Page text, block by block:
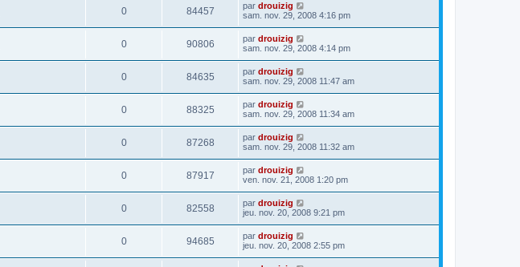
0 84457 par drouizig
sam. nov. 29, 2008 4:16 pm
0 90806 par drouizig
sam. nov. 29, 2008 4:14 pm
0 84635 par drouizig
sam. nov. 29, 2008 11:47 am
0 88325 par drouizig
sam. nov. 29, 2008 11:34 am
0 87268 par drouizig
sam. nov. 29, 2008 11:32 am
0 87917 par drouizig
ven. nov. 21, 2008 1:20 pm
0 82558 par drouizig
jeu. nov. 20, 2008 9:21 pm
0 94685 par drouizig
jeu. nov. 20, 2008 2:55 pm